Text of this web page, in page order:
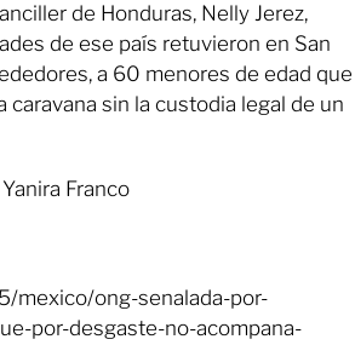
de Honduras, Nelly Jerez,
de ese país retuvieron en San
a 60 menores de edad que
caravana sin la custodia legal de un
Franco
mexico/ong-senalada-por-
por-desgaste-no-acompana-